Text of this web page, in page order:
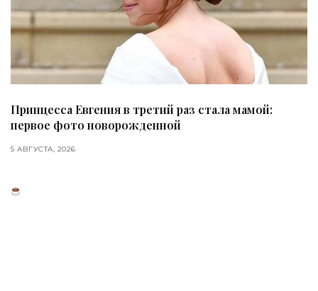
Принцесса Евгения в третий раз стала мамой:
первое фото новорожденной
5 АВГУСТА, 2026